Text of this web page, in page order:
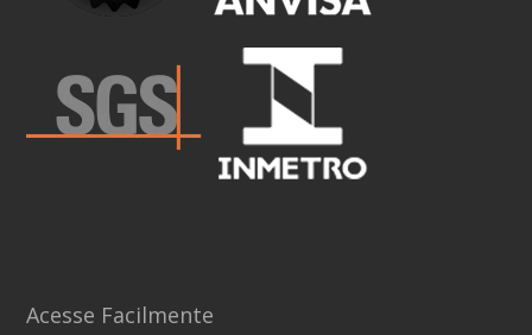
Acesse Facilmente